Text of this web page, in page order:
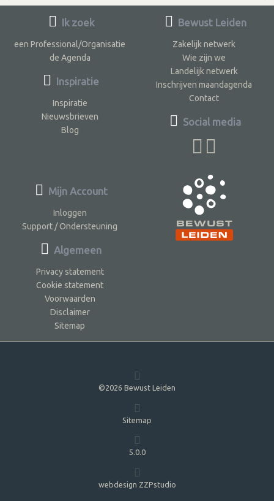
Ik zoek
een Professional/Organisatie
de Agenda
Inspiratie
Inspiratie
Nieuwsbrieven
Blog
Bewust Leiden
Zakelijk netwerk
Wie zijn we
Landelijk netwerk
Inschrijven maandagenda
Contact
Social media
Mijn Account
Inloggen
Support / Ondersteuning
Algemeen
Privacy statement
Cookie statement
Voorwaarden
Disclaimer
Sitemap
©2026 Bewust Leiden
Sitemap
5.0.0
webdesign ZZPstudio